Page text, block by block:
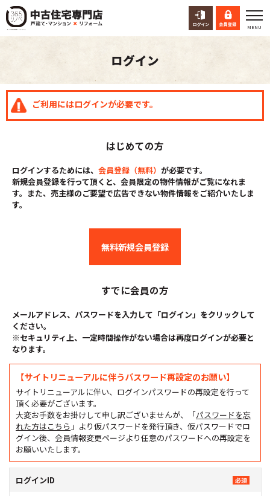
ログイン
ご利用にはログインが必要です。
はじめての方
ログインするためには、 会員登録（無料） が必要です。
新規会員登録を行って頂くと、会員限定の物件情報がご覧になれま
す。また、売主様のご要望で広告できない物件情報をご紹介いたしま
す。
無料新規会員登録
すでに会員の方
メールアドレス、パスワードを入力して「ログイン」をクリックして
ください。
※セキュリティ上、一定時間操作がない場合は再度ログインが必要と
なります。
【サイトリニューアルに伴うパスワード再設定のお願い】
サイトリニューアルに伴い、ログインパスワードの再設定を行って
頂く必要がございます。
大変お手数をお掛けして申し訳ございませんが、「パスワードを忘
れた方はこちら 」より仮パスワードを発行頂き、仮パスワードでロ
グイン後、会員情報変更ページより任意のパスワードへの再設定を
お願いいたします。
ログインID